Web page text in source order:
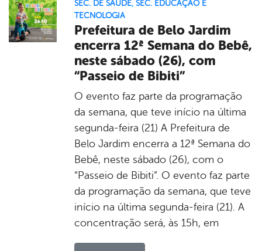
SEC. DE SAÚDE, SEC. EDUCAÇÃO E
TECNOLOGIA
Prefeitura de Belo Jardim
encerra 12ª Semana do Bebê,
neste sábado (26), com
“Passeio de Bibiti”
O evento faz parte da programação
da semana, que teve início na última
segunda-feira (21) A Prefeitura de
Belo Jardim encerra a 12ª Semana do
Bebê, neste sábado (26), com o
“Passeio de Bibiti”. O evento faz parte
da programação da semana, que teve
início na última segunda-feira (21). A
concentração será, às 15h, em